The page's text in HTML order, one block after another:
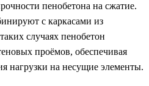
пенобетона на сжатие.
с каркасами из
случаях пенобетон
проёмов, обеспечивая
нагрузки на несущие элементы.